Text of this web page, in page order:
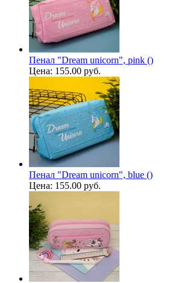
Пенал "Dream unicorn", pink ()
Цена: 155.00 руб.
Пенал "Dream unicorn", blue ()
Цена: 155.00 руб.